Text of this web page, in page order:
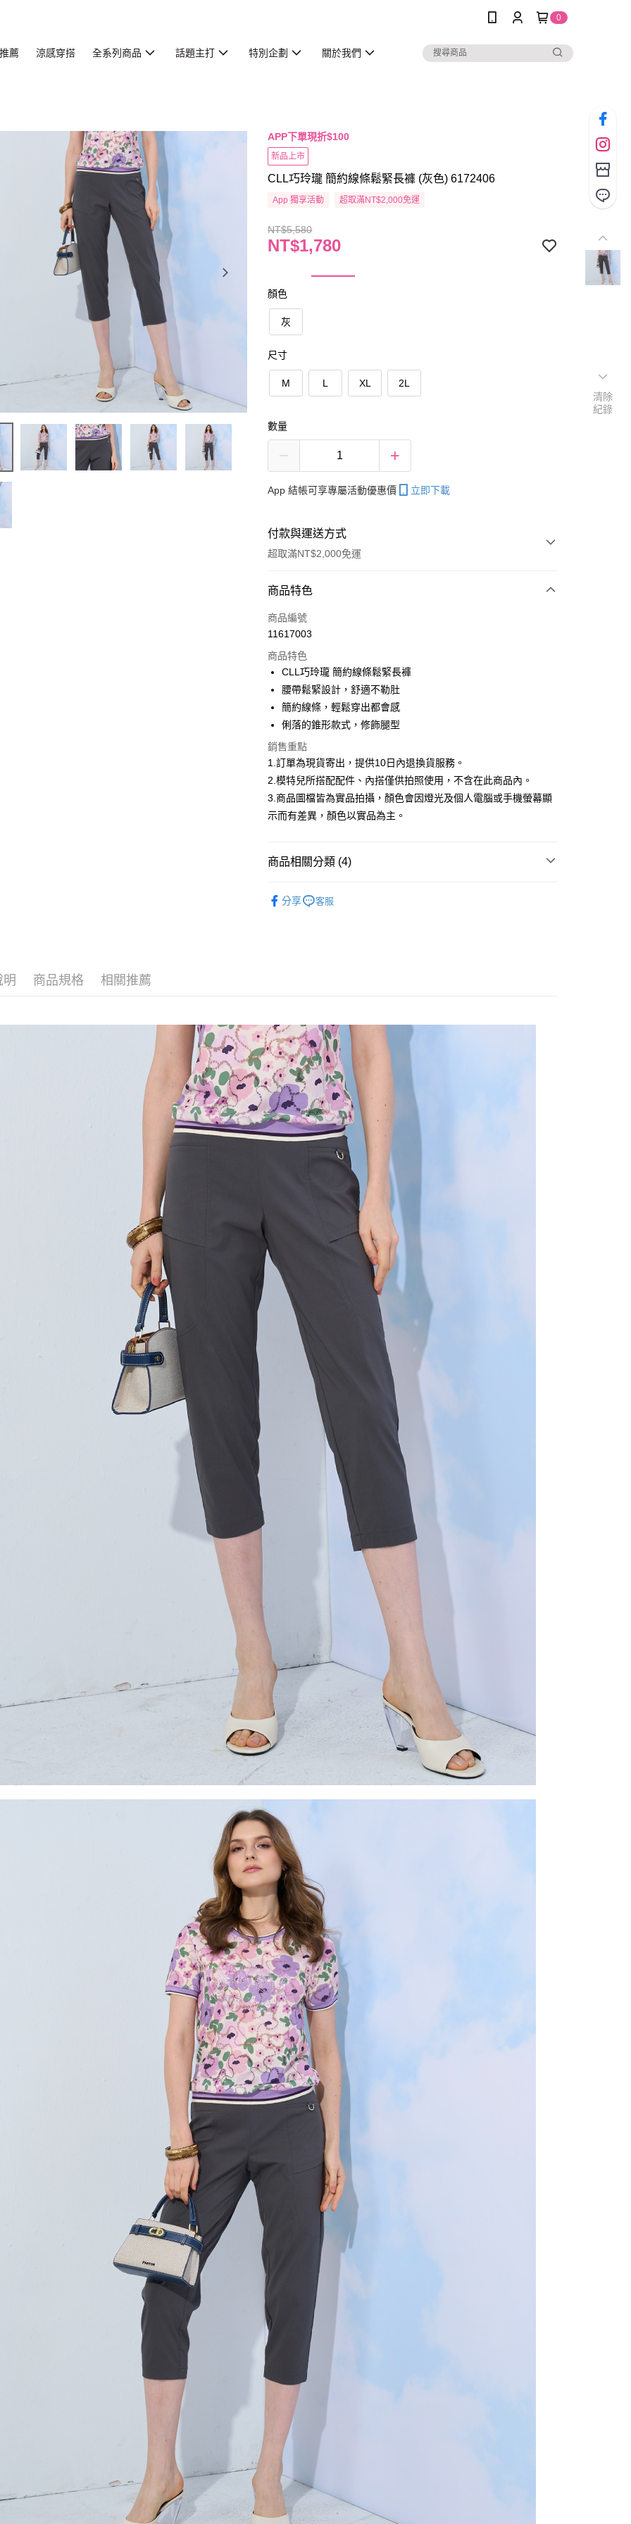
0
薦 涼感穿搭 全系列商品 話題主打 特別企劃 關於我們
APP下單現折$100
新品上市
CLL巧玲瓏 簡約線條鬆緊長褲 (灰色) 6172406
App 獨享活動 超取滿NT$2,000免運
NT$5,580
NT$1,780
顏色
灰
尺寸
M L XL 2L
數量
App 結帳可享專屬活動優惠價 立即下載
付款與運送方式
超取滿NT$2,000免運
付款方式
信用卡一次付款
3 期 0 利率 每期 NT$593
合作金庫商業銀行
華南商業銀行
國泰世華商業銀行
臺灣中小企業銀行
匯豐（台灣）商業銀行
華泰商業銀行
聯邦商業銀行
遠東國際商業銀行
玉山商業銀行
星展（台灣）商業銀行
台新國際商業銀行
超商取貨付款
Apple Pay
街口支付
悠遊付
Google Pay
【大哥付你分期使用說明】
1.分期款項不併入電信帳單，「大哥付你分期」於每月結算日後寄送繳費提
醒簡訊。
2.透過簡訊連結打開帳單後，可選擇「超商條碼／台灣大直營門市／銀行轉
帳／街口支付／iPASS MONEY」等通路繳費。
【注意事項】
1.本服務係由「台灣大哥大股份有限公司」（以下簡稱本公司）所提供，讓
用戶於交易時，得透過本服務購買商品或服務，並由商店將買賣／分期付
款買賣價金債權讓與本公司後，依約使用本公司帳單繳交帳款。
2.基於同意付款使用「大哥付你分期」之契約關係目的，商店將以您的個人
資料（包含姓名、電話或地址）提供予台灣大哥大進項蒐集、處理及利
用，由本公司與您本人進行分期帳單所需資料之確認、核對及更正。
3.完整用戶服務條款，請詳閱以下連結：
【「AFTEE先享後付」結帳流程】
１．於結帳方式選擇「AFTEE先享後付」後，將跳轉至「AFTEE先享後
付」結帳頁面，進行簡訊認證並確認金額後，即可完成結帳。
２．訂單成立數日內，您將收到繳費通知簡訊。
３．收到繳費通知簡訊後14天內，點擊此簡訊中的連結，可透過四大超商
／ATM／網路銀行／等多元方式進行付款，方視為交易完成。
※ 請注意：結帳手續完成當下不需立刻繳費，但若您需要取消訂單，請聯
絡購買商品的店家。未經商家同意取消之訂單仍視為有效，需透過AFTEE
先享後付繳納相關費用。
※ 交易是否成功請以「AFTEE先享後付 」之結帳頁面顯示為準，若有關於
是否繳費成功／繳費後需取消欲退款等相關疑問，請聯繫「AFTEE先享後
https://netprotections.freshdesk.com/support/home
１．透過由恩沛科技股份有限公司提供之「AFTEE先享後付」服務完成之
交易，需依本服務之必要範圍內提供個人資料，並將交易相關給付款項請
求債權轉讓予恩沛科技股份有限公司。
２．關於個人資料處理事宜，請瀏覽以下網址：
https://aftee.tw/terms/#terms3
３．未成年的使用者請事先徵得法定代理人或監護人之同意方可使用
「AFTEE先享後付」，若未經同意申辦者引起之損失，本公司不負相關責
任。
４．使用「AFTEE先享後付」時，將依據個別帳號之用戶狀況，依本公司
即時審查核予不同之上限額度；若仍有額度不足之情形，本公司將視審查
結果請求用戶進行身份認證。
５．嚴禁一人註冊多個帳號或使用他人資訊註冊。若發現惡意使用之情
形，恩沛科技股份有限公司將有權停止該用戶之使用額度並採取法律行
全家取貨付款
每筆NT$120，滿NT$2,000(含以上)免運費
7-11取貨付款
每筆NT$120，滿NT$2,000(含以上)免運費
宅配
每筆NT$120，滿NT$2,000(含以上)免運費
商品特色
商品編號
11617003
商品特色
CLL巧玲瓏 簡約線條鬆緊長褲
腰帶鬆緊設計，舒適不勒肚
簡約線條，輕鬆穿出都會感
俐落的錐形款式，修飾腿型
銷售重點
1.訂單為現貨寄出，提供10日內退換貨服務。
2.模特兒所搭配配件、內搭僅供拍照使用，不含在此商品內。
3.商品圖檔皆為實品拍攝，顏色會因燈光及個人電腦或手機螢幕顯
示而有差異，顏色以實品為主。
商品相關分類 (4)
分享 客服
明 商品規格 相關推薦
清除
紀錄